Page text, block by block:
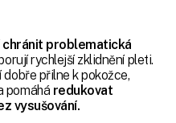
problematická
rychlejší zklidnění pleti.
přilne k pokožce,
pomáhá redukovat
vysušování.